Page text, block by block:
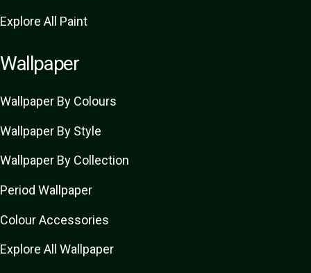
Explore All Paint
Wallpaper
Wallpaper By Colours
Wallpaper By Style
Wallpaper By Collection
Period Wallpaper
Colour Accessories
Explore All Wallpaper